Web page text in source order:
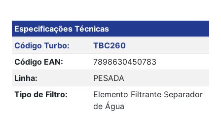
Especificações Técnicas
Código Turbo:
TBC260
Código EAN:
7898630450783
Linha:
PESADA
Tipo de Filtro:
Elemento Filtrante Separador
de Água